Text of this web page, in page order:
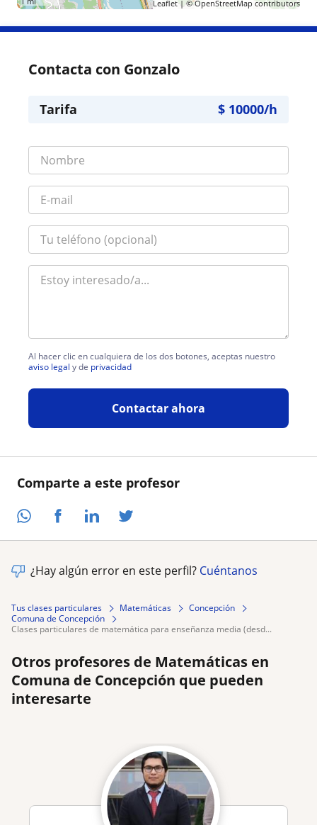
Comparte a este profesor
Leaflet| ©OpenStreetMap contributors
Contacta con Gonzalo
Tarifa $ 10000/h
Al hacer clic en cualquiera de los dos botones, aceptas nuestro
aviso legal y de privacidad
Contactar ahora
¿Hay algún error en este perfil? Cuéntanos
Tus clases particulares Matemáticas
Concepción
Comuna de Concepción
clases particulares de matemática para enseñanza media (desd...
Otros profesores de Matemáticas en
Comuna de Concepción que pueden
interesarte